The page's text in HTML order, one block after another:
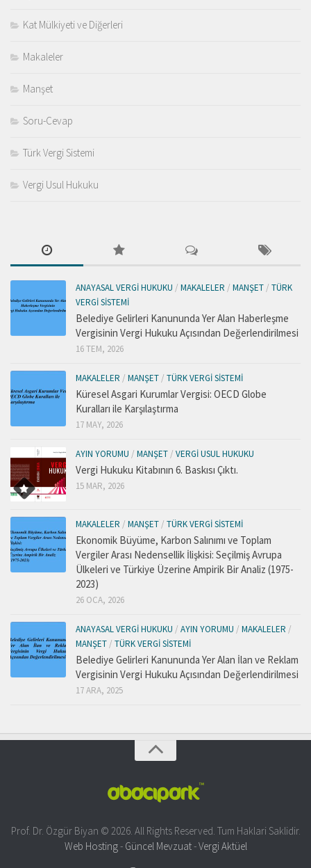
Kat Mülkiyeti ve Diğerleri
Makaleler
Manşet
Soru-Cevap
Türk Vergi Sistemi
Vergi Usul Hukuku
ANAYASAL VERGI HUKUKU / MAKALELER / MANŞET / TÜRK
VERGI SISTEMI
Belediye Gelirleri Kanununda Yer Alan Haberleşme
Vergisinin Vergi Hukuku Açısından Değerlendirilmesi
16 TEM, 2026
MAKALELER / MANŞET / TÜRK VERGI SISTEMI
Küresel Asgari Kurumlar Vergisi: OECD Globe
Kuralları ile Karşılaştırma
17 MAY, 2026
AYIN YORUMU / MANŞET / VERGI USUL HUKUKU
Vergi Hukuku Kitabının 6. Baskısı Çıktı.
15 MAR, 2026
MAKALELER / MANŞET / TÜRK VERGI SISTEMI
Ekonomik Büyüme, Karbon Salınımı ve Toplam
Vergiler Arası Nedensellik İlişkisi: Seçilmiş Avrupa
Ülkeleri ve Türkiye Üzerine Ampirik Bir Analiz (1975-
2023)
26 OCA, 2026
ANAYASAL VERGI HUKUKU / AYIN YORUMU / MAKALELER /
MANŞET / TÜRK VERGI SISTEMI
Belediye Gelirleri Kanununda Yer Alan İlan ve Reklam
Vergisinin Vergi Hukuku Açısından Değerlendirilmesi
17 ARA, 2025
Prof. Dr. Özgür Biyan © 2026. All Rights Reserved. Tum Haklari Saklidir.
Web Hosting- Güncel Mevzuat-Vergi Aktüel